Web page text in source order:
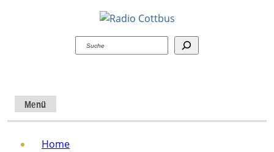
Suchen
Menü
Home